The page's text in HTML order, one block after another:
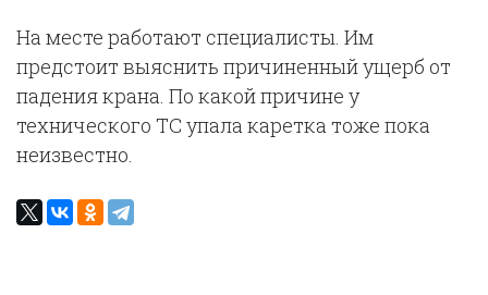
На месте работают специалисты. Им
предстоит выяснить причиненный ущерб от
падения крана. По какой причине у
технического ТС упала каретка тоже пока
неизвестно.